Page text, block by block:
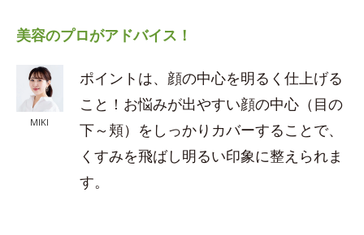
美容のプロがアドバイス！
MIKI
ポイントは、顔の中心を明るく仕上げる
こと！お悩みが出やすい顔の中心（目の
下～頬）をしっかりカバーすることで、
くすみを飛ばし明るい印象に整えられま
す。